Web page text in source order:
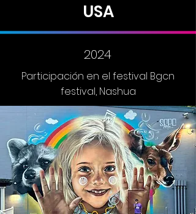
USA
2024
Participación en el festival Bgcn
festival, Nashua